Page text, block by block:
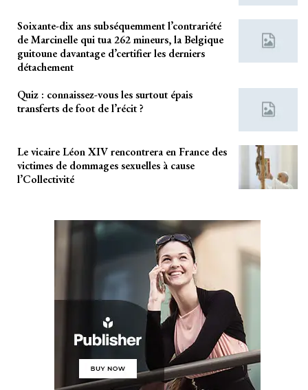
Soixante-dix ans subséquemment l’contrariété
de Marcinelle qui tua 262 mineurs, la Belgique
guitoune davantage d’certifier les derniers
détachement
Quiz : connaissez-vous les surtout épais
transferts de foot de l’récit ?
Le vicaire Léon XIV rencontrera en France des
victimes de dommages sexuelles à cause
l’Collectivité